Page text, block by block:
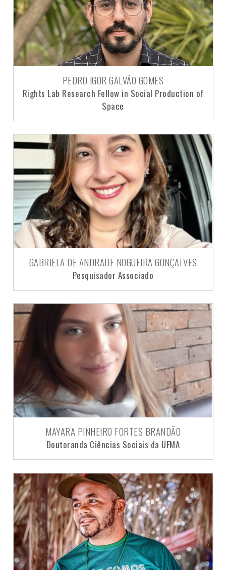
PEDRO IGOR GALVÃO GOMES
Rights Lab Research Fellow in Social Production of
Space
GABRIELA DE ANDRADE NOGUEIRA GONÇALVES
Pesquisador Associado
MAYARA PINHEIRO FORTES BRANDÃO
Doutoranda Ciências Sociais da UFMA